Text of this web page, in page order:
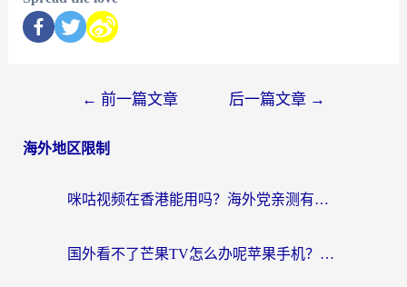
← 前一篇文章 后一篇文章 →
海外地区限制
咪咕视频在香港能用吗？海外党亲测有效的回国加速方案来了
国外看不了芒果TV怎么办呢苹果手机？海外党追剧游戏的全能解决方案